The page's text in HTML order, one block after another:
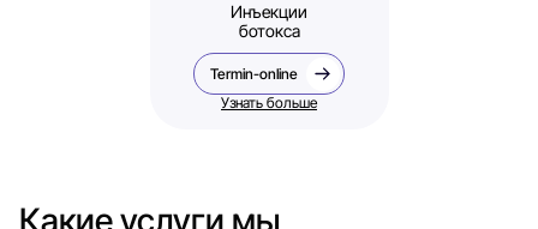
Инъекции
ботокса
Termin-online
Узнать больше
Какие услуги мы